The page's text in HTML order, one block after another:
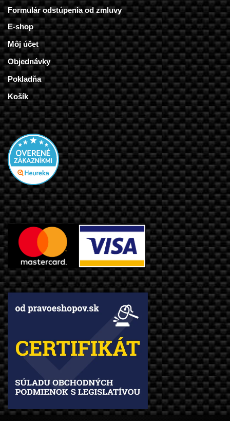
Formulár odstúpenia od zmluvy
E-shop
Môj účet
Objednávky
Pokladňa
Košík